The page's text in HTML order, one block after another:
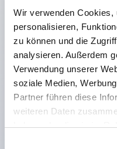
Wir verwenden Cookies,
personalisieren,
zu können und die
analysieren. Außerdem
Verwendung unserer
soziale Medien,
Partner führen diese
weiteren Daten
haben oder die sie im
IEC60947-5-1,
Schutzart IP65,
(ISO20653),
Löt- oder
UL NISD
konform